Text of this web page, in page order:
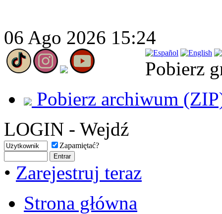
06 Ago 2026 15:24
Pobierz
Pobierz archiwum
LOGIN - Wejdź
Zapamiętać?
• Zarejestruj teraz
Strona główna